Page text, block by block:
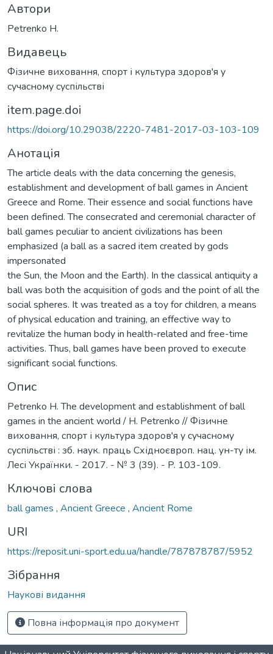
Автори
Petrenko H.
Видавець
Фізичне виховання, спорт і культура здоров'я у
сучасному суспільстві
item.page.doi
https://doi.org/10.29038/2220-7481-2017-03-103-109
Анотація
The article deals with the data concerning the genesis,
establishment and development of ball games in Ancient
Greece and Rome. Their essence and social functions have
been defined. The consecrated and ceremonial character of
ball games peculiar to ancient civilizations has been
emphasized (a ball as a sacred item created by gods
impersonated
the Sun, the Moon and the Earth). In the classical antiquity a
ball was both the acquisition of gods and the point of all the
social spheres. It was treated as a toy for children, a means
of physical education and training, an effective way to
revitalize the human body in health-related and free-time
activities. Thus, ball games have been proved to execute
significant social functions.
Опис
Petrenko H. The development and establishment of ball
games in the ancient world / H. Petrenko // Фізичне
виховання, спорт і культура здоров'я у сучасному
суспільстві : зб. наук. праць Східноєвроп. нац. ун-ту ім.
Лесі Українки. - 2017. - № 3 (39). - P. 103-109.
Ключові слова
ball games , Ancient Greece , Ancient Rome
URI
https://reposit.uni-sport.edu.ua/handle/787878787/5952
Зібрання
Наукові видання
Повна інформація про документ